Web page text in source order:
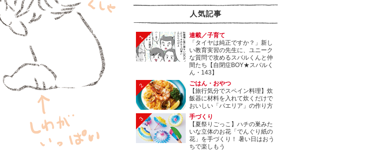
人気記事
1
連載／子育て
「タイヤは純正ですか？」新し
い教育実習の先生に、ユニーク
な質問で攻めるスバルくんと仲
間たち【自閉症BOY★スバルく
ん・143】
2
ごはん・おやつ
【旅行気分でスペイン料理】炊
飯器に材料を入れて炊くだけで
おいしい「パエリア」の作り方
3
手づくり
【夏祭りごっこ】ハチの巣みた
いな立体のお花「でんぐり紙の
花」を手づくり！ 暑い日はおう
ちで楽しもう